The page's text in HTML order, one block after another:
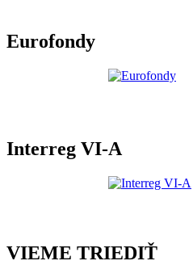
Eurofondy
Interreg VI-A
VIEME TRIEDIŤ